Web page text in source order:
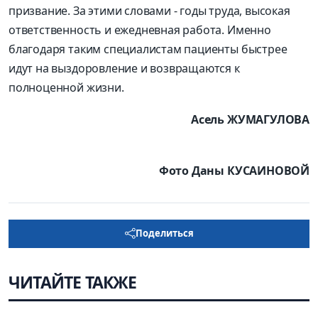
призвание. За этими словами - годы труда, высокая
ответственность и ежедневная работа. Именно
благодаря таким специалистам пациенты быстрее
идут на выздоровление и возвращаются к
полноценной жизни.
Асель ЖУМАГУЛОВА
Фото Даны КУСАИНОВОЙ
Поделиться
ЧИТАЙТЕ ТАКЖЕ